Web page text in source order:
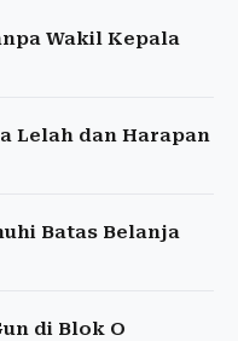
Wakil Kepala
Lelah dan Harapan
Batas Belanja
di Blok O